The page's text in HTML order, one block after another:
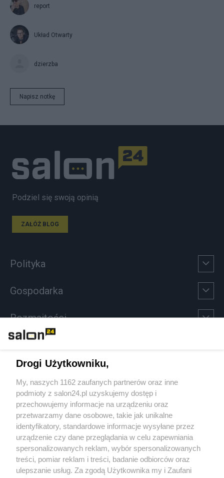
report
Układ Otwarty
dzierzba
Napisz notkę
Podziel się swoją opinią
ZAŁÓŻ BLOG
Polityka
Gospodarka
Rozmaitości
Sport
Społeczeństwo
Kultura
X Facebook Instagram Youtube
Drogi Użytkowniku,
My, naszych 1162 zaufanych partnerów oraz inne
podmioty z salon24.pl uzyskujemy dostęp i
przechowujemy informacje na urządzeniu oraz
przetwarzamy dane osobowe, takie jak unikalne
identyfikatory, standardowe informacje wysyłane przez
urządzenie czy dane przeglądania w celu zapewniania
spersonalizowanych reklam, wybór spersonalizowanych
treści, pomiar reklam i treści, badanie odbiorców oraz
ulepszanie usług. Za zgodą Użytkownika my i Zaufani